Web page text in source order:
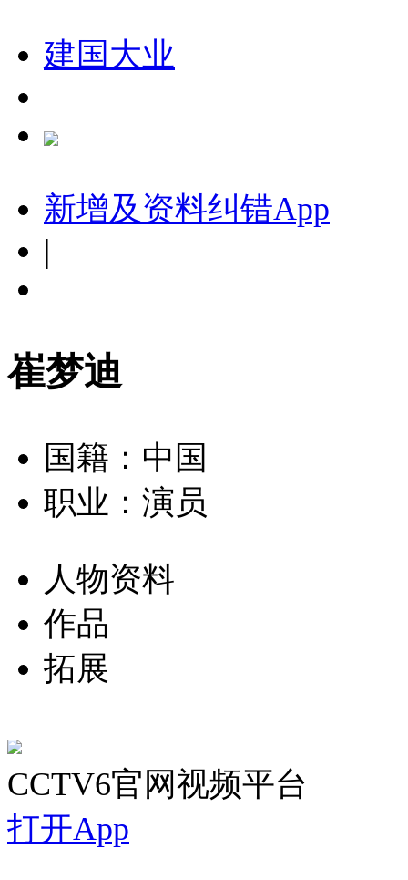
建国大业
新增及资料纠错App
|
崔梦迪
国籍：中国
职业：演员
人物资料
作品
拓展
CCTV6官网视频平台
打开App